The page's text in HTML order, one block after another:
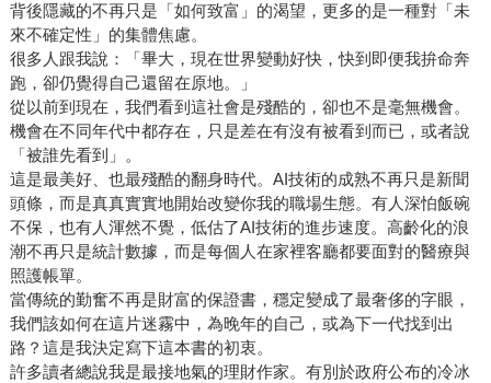
背後隱藏的不再只是「如何致富」的渴望，更多的是一種對「未
來不確定性」的集體焦慮。
很多人跟我說：「畢大，現在世界變動好快，快到即便我拚命奔
跑，卻仍覺得自己還留在原地。」
從以前到現在，我們看到這社會是殘酷的，卻也不是毫無機會。
機會在不同年代中都存在，只是差在有沒有被看到而已，或者說
「被誰先看到」。
這是最美好、也最殘酷的翻身時代。AI技術的成熟不再只是新聞
頭條，而是真真實實地開始改變你我的職場生態。有人深怕飯碗
不保，也有人渾然不覺，低估了AI技術的進步速度。高齡化的浪
潮不再只是統計數據，而是每個人在家裡客廳都要面對的醫療與
照護帳單。
當傳統的勤奮不再是財富的保證書，穩定變成了最奢侈的字眼，
我們該如何在這片迷霧中，為晚年的自己，或為下一代找到出
路？這是我決定寫下這本書的初衷。
許多讀者總說我是最接地氣的理財作家。有別於政府公布的冷冰